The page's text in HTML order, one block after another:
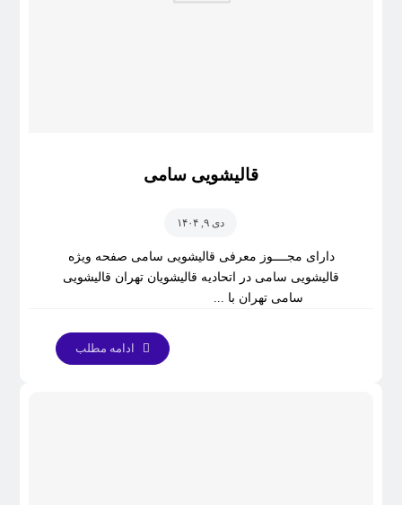
قالیشویی سامی
دی ۹, ۱۴۰۴
دارای مجــــوز معرفی قالیشویی سامی صفحه ویژه
قالیشویی سامی در اتحادیه قالیشویان تهران قالیشویی
سامی تهران با ...
ادامه مطلب